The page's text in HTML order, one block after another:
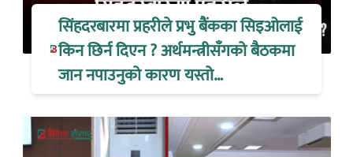
सिंहदरबारमा प्रहरीले प्रभु बैंकका सिइओलाई
किन छिर्न दिएन ? अर्थमन्त्रीसँगको बैठकमा
जान नपाउनुको कारण यस्तो…